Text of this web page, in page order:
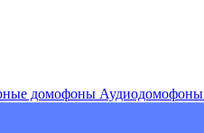
домофоны Аудиодомофоны